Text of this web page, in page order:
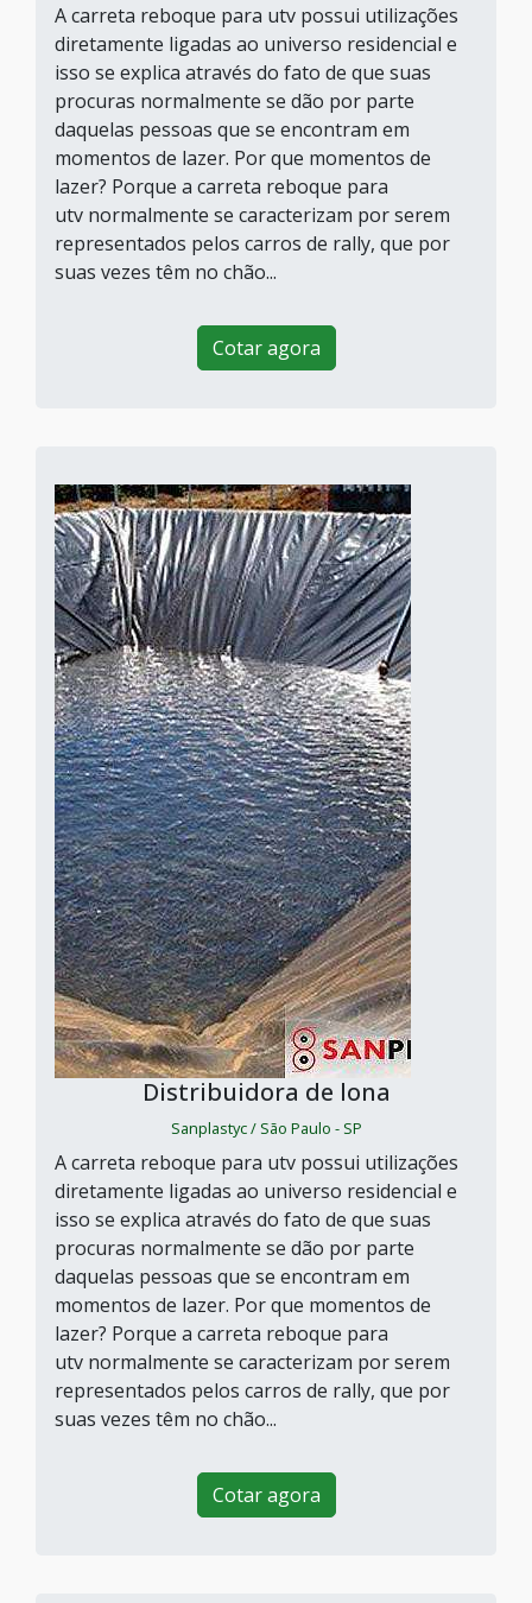
A carreta reboque para utv possui utilizações
diretamente ligadas ao universo residencial e
isso se explica através do fato de que suas
procuras normalmente se dão por parte
daquelas pessoas que se encontram em
momentos de lazer. Por que momentos de
lazer? Porque a carreta reboque para
utv normalmente se caracterizam por serem
representados pelos carros de rally, que por
suas vezes têm no chão...
Cotar agora
Distribuidora de lona
Sanplastyc / São Paulo - SP
A carreta reboque para utv possui utilizações
diretamente ligadas ao universo residencial e
isso se explica através do fato de que suas
procuras normalmente se dão por parte
daquelas pessoas que se encontram em
momentos de lazer. Por que momentos de
lazer? Porque a carreta reboque para
utv normalmente se caracterizam por serem
representados pelos carros de rally, que por
suas vezes têm no chão...
Cotar agora